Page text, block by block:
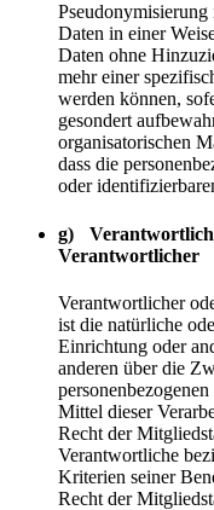
Pseudonymisierung
Daten in einer
Daten ohne
mehr einer
werden können,
gesondert
organisatorischen
dass die
oder
g)
Verantwortlicher
Verantwortlicher
ist die natürliche
Einrichtung oder
anderen über die
Mittel dieser
Recht der
Verantwortliche
Kriterien seiner
Recht der